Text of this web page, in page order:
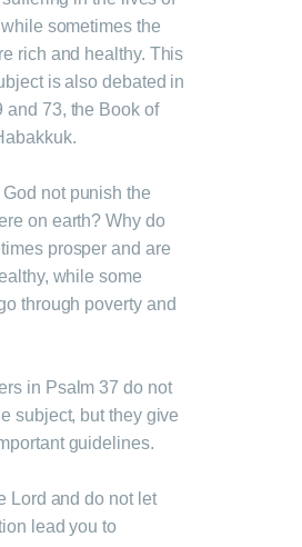
sometimes the
rich and healthy. This
is also debated in
and 73, the Book of
not punish the
on earth? Why do
prosper and are
while some
through poverty and
in Psalm 37 do not
subject, but they give
guidelines.
Lord and do not let
lead you to